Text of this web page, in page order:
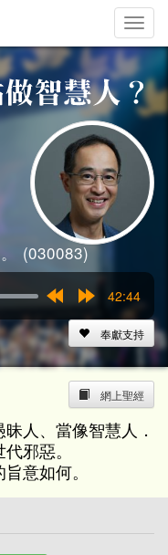
Toggle
(030083)
15s
Forward
15s
42:44
奉獻支持
網上聖經
人、當像智慧人．
邪惡。
意如何。